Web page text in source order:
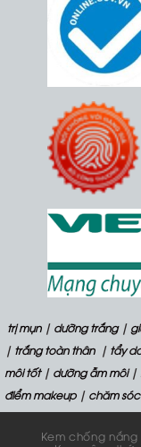
trị mụn| dưỡng trắng|
| trắng toàn thân| tẩy
môi tốt| dưỡng ẫm môi|
điểm makeup| chăm
Kem chống nắng